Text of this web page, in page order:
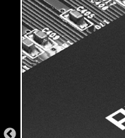
*Kartu MSI
ilustrasi dan tidak